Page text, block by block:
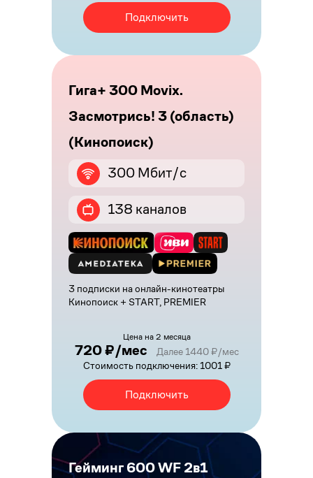
Подключить
Гига+ 300 Movix.
Засмотрись! 3 (область)
(Кинопоиск)
300 Мбит/с
138 каналов
3 подписки на онлайн-кинотеатры
Кинопоиск + START, PREMIER
Цена на 2 месяца
720 ₽/мес
Далее 1440 ₽/мес
Стоимость подключения: 1001 ₽
Подключить
Гейминг 600 WF 2в1